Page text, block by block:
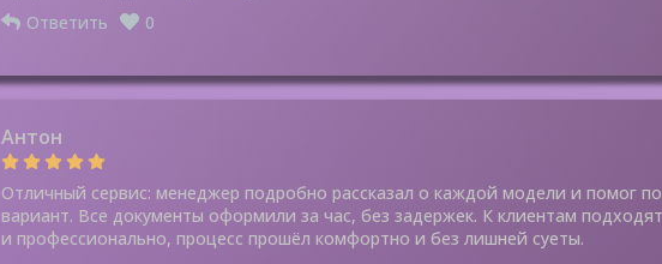
Ответить
0
Антон
Отличный сервис: менеджер подробно рассказал о каждой модели и помог
вариант. Все документы оформили за час, без задержек. К клиентам
и профессионально, процесс прошёл комфортно и без лишней суеты.